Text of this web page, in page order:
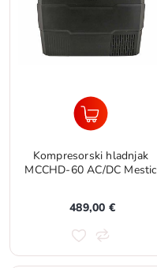
Kompresorski hladnjak
MCCHD-60 AC/DC Mestic
489,00 €